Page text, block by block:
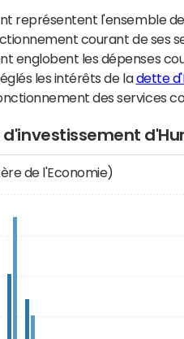
représentent l'ensemble
courant de ses
englobent les dépenses
les intérêts de ladette
des services
d'investissement
de l'Economie)